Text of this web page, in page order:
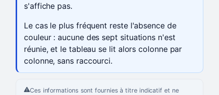
s'affiche pas.
Le cas le plus fréquent reste l'absence de
couleur : aucune des sept situations n'est
réunie, et le tableau se lit alors colonne par
colonne, sans raccourci.
Ces informations sont fournies à titre indicatif et ne